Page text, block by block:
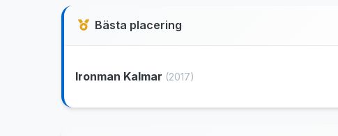
Bästa placering
Ironman Kalmar (2017)